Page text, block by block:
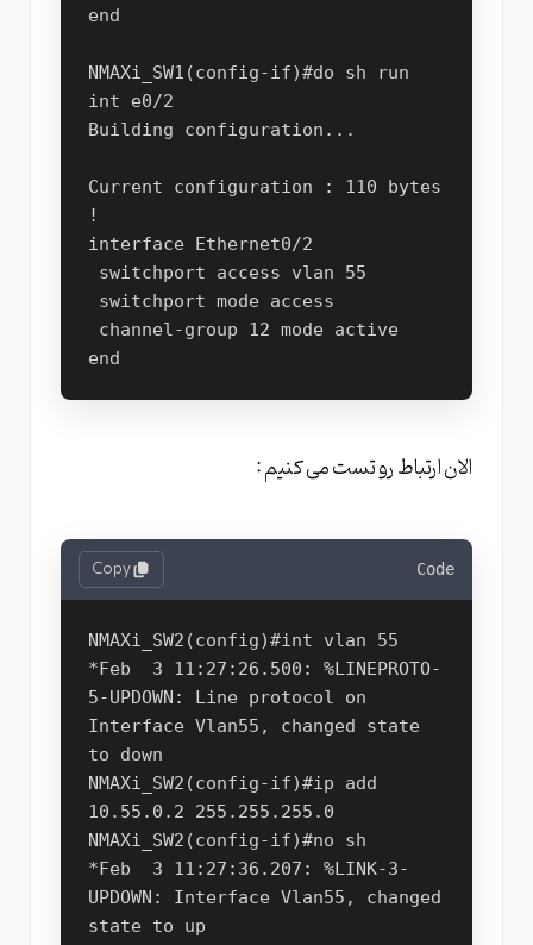
end
NMAXi_SW1(config-if)#do sh run
int e0/2
Building configuration...
Current configuration : 110 bytes
!
interface Ethernet0/2
الان ارتباط رو تست می کنیم :
Code
Copy
NMAXi_SW2(config)#int vlan 55
*Feb  3 11:27:26.500: %LINEPROTO-
5-UPDOWN: Line protocol on
Interface Vlan55, changed state
to down
NMAXi_SW2(config-if)#ip add
10.55.0.2 255.255.255.0
NMAXi_SW2(config-if)#no sh
*Feb  3 11:27:36.207: %LINK-3-
UPDOWN: Interface Vlan55, changed
state to up